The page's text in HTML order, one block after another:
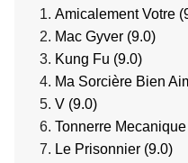
Amicalement Votre
Mac Gyver (9.0)
Kung Fu (9.0)
Ma Sorcière Bien
V (9.0)
Tonnerre
Le Prisonnier (9.0)